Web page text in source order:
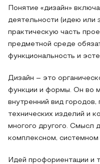
Понятие «дизайн»
деятельности (идею или
практическую часть
предметной среде
функциональность и
Дизайн – это
функции и формы. Он во
внутренний вид городов,
технических изделий и
многого другого. Смысл
комплексном,
Идей профориентации и